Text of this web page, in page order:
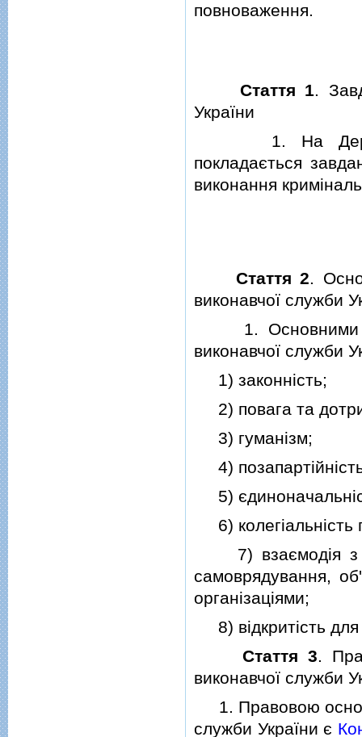
повноваження.
Стаття 1.
України
1. На Державну
покладається
виконання
Стаття 2.
виконавчої служби
1. Основними
виконавчої служби
1) законнiсть;
2) повага та
3) гуманiзм;
4)
5)
6) колегiальнiсть
7) взаємодiя з
самоврядування,
органiзацiями;
8) вiдкритiсть для
Стаття 3.
виконавчої служби
1. Правовою
служби України є